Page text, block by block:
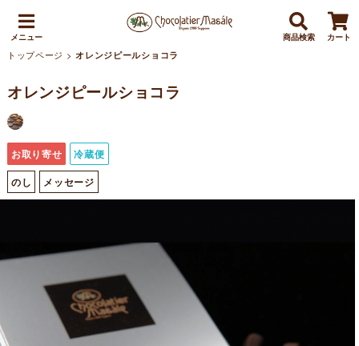
メニュー 商品検索 カート
トップページ > オレンジピールショコラ
オレンジピールショコラ
お取り寄せ
冷蔵便
のし
メッセージ